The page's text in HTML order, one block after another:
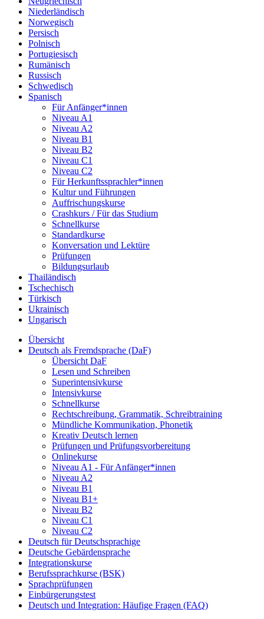
Niederländisch
Norwegisch
Persisch
Polnisch
Portugiesisch
Rumänisch
Russisch
Schwedisch
Spanisch
Für Anfänger*innen
Niveau A1
Niveau A2
Niveau B1
Niveau B2
Niveau C1
Niveau C2
Für Herkunftssprachler*innen
Kultur und Führungen
Auffrischungskurse
Crashkurs / Für das Studium
Schnellkurse
Standardkurse
Konversation und Lektüre
Prüfungen
Bildungsurlaub
Thailändisch
Tschechisch
Türkisch
Ukrainisch
Ungarisch
Übersicht
Deutsch als Fremdsprache (DaF)
Übersicht DaF
Lesen und Schreiben
Superintensivkurse
Intensivkurse
Schnellkurse
Rechtschreibung, Grammatik, Schreibtraining
Mündliche Kommunikation, Phonetik
Kreativ Deutsch lernen
Prüfungen und Prüfungsvorbereitung
Onlinekurse
Niveau A1 - Für Anfänger*innen
Niveau A2
Niveau B1
Niveau B1+
Niveau B2
Niveau C1
Niveau C2
Deutsch für Deutschsprachige
Deutsche Gebärdensprache
Integrationskurse
Berufssprachkurse (BSK)
Sprachprüfungen
Einbürgerungstest
Deutsch und Integration: Häufige Fragen (FAQ)